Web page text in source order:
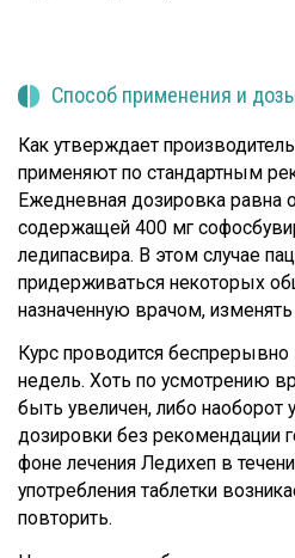
Способ применения и
Как утверждает
применяют по стандартным
Ежедневная дозировка равна
содержащей 400 мг
ледипасвира. В этом случае
придерживаться некоторых
назначенную врачом,
Курс проводится
недель. Хоть по усмотрению
быть увеличен, либо
дозировки без рекомендации
фоне лечения Ледихеп в
употребления таблетки
повторить.